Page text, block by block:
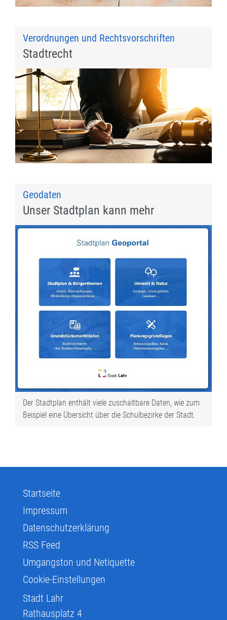
Verordnungen und Rechtsvorschriften
Stadtrecht
Geodaten
Unser Stadtplan kann mehr
Der Stadtplan enthält viele zuschaltbare Daten, wie zum
Beispiel eine Übersicht über die Schulbezirke der Stadt.
Startseite
Impressum
Datenschutzerklärung
RSS Feed
Umgangston und Netiquette
Cookie-Einstellungen
Stadt Lahr
Rathausplatz 4